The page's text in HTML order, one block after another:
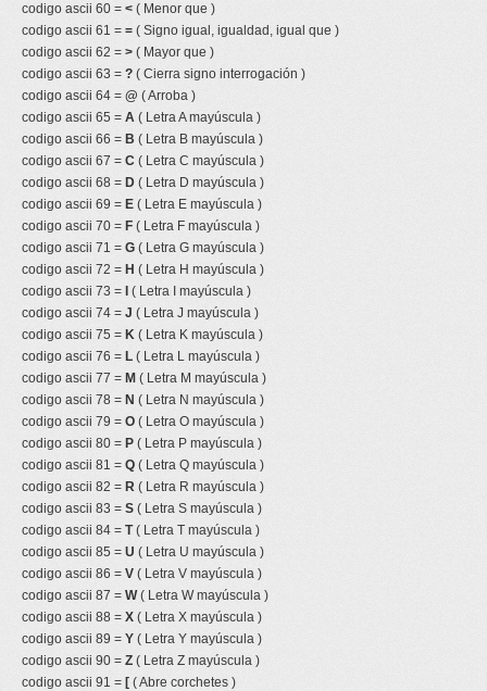
codigo ascii 60 = < ( Menor que )
codigo ascii 61 = = ( Signo igual, igualdad, igual que )
codigo ascii 62 = > ( Mayor que )
codigo ascii 63 = ? ( Cierra signo interrogación )
codigo ascii 64 = @ ( Arroba )
codigo ascii 65 = A ( Letra A mayúscula )
codigo ascii 66 = B ( Letra B mayúscula )
codigo ascii 67 = C ( Letra C mayúscula )
codigo ascii 68 = D ( Letra D mayúscula )
codigo ascii 69 = E ( Letra E mayúscula )
codigo ascii 70 = F ( Letra F mayúscula )
codigo ascii 71 = G ( Letra G mayúscula )
codigo ascii 72 = H ( Letra H mayúscula )
codigo ascii 73 =
( Letra I mayúscula )
codigo ascii 74 = J ( Letra J mayúscula )
codigo ascii 75 = K ( Letra K mayúscula )
codigo ascii 76 = L ( Letra L mayúscula )
codigo ascii 77 = M ( Letra M mayúscula )
codigo ascii 78 = N ( Letra N mayúscula )
codigo ascii 79 = O ( Letra O mayúscula )
codigo ascii 80 = P ( Letra P mayúscula )
codigo ascii 81 = Q ( Letra Q mayúscula )
codigo ascii 82 = R ( Letra R mayúscula )
codigo ascii 83 = S ( Letra S mayúscula )
codigo ascii 84 = T( Letra T mayúscula )
codigo ascii 85 = U ( Letra U mayúscula )
codigo ascii 86 = V ( Letra V mayúscula )
codigo ascii 87 = W( Letra W mayúscula )
codigo ascii 88 = X ( Letra X mayúscula )
codigo ascii 89 = Y ( Letra Y mayúscula )
codigo ascii 90 = Z ( Letra Z mayúscula )
codigo ascii 91 = [ ( Abre corchetes )